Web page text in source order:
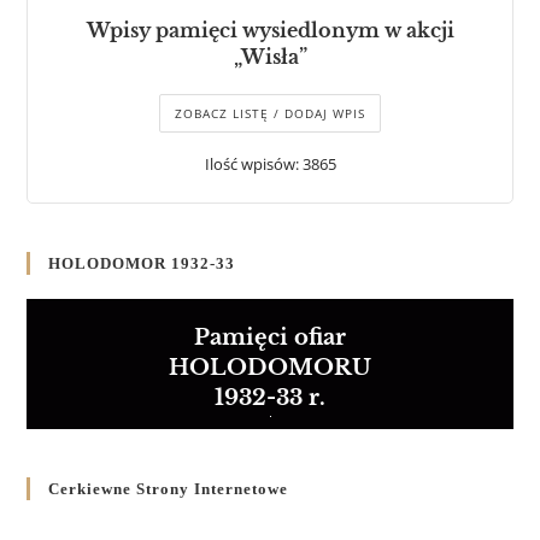
Wpisy pamięci wysiedlonym w akcji
„Wisła”
ZOBACZ LISTĘ / DODAJ WPIS
Ilość wpisów: 3865
HOLODOMOR 1932-33
Pamięci ofiar
HOLODOMORU
1932-33 r.
Cerkiewne Strony Internetowe